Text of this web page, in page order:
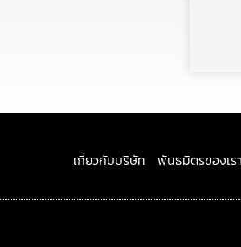
เกี่ยวกับบริษัท พันธมิตรของเรา